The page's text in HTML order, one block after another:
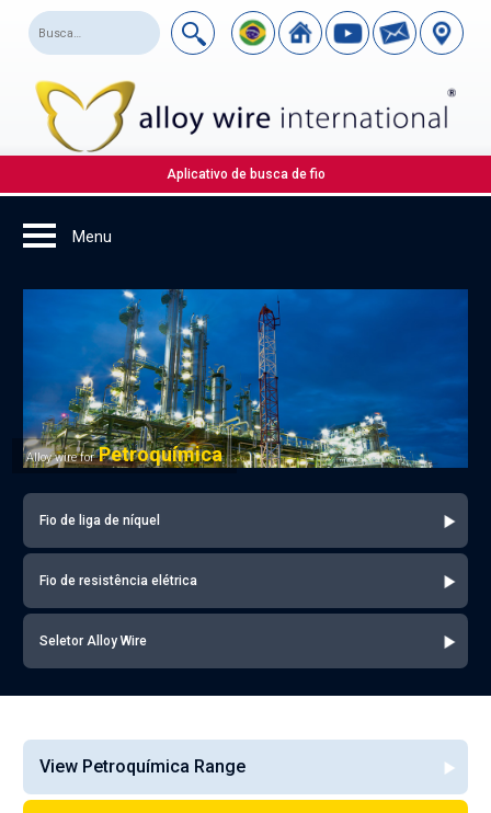
Aplicativo de busca de fio
Alloy wire forPetroquímica
Fio de liga de níquel
Fio de resistência elétrica
Seletor Alloy Wire
View Petroquímica Range